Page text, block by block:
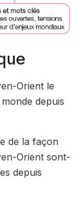
Orient le
depuis
de la façon
Orient sont-
depuis